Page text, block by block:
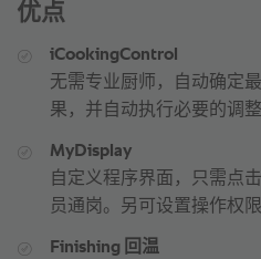
优点
iCookingControl
无需专业厨师，自动确定
果，并自动执行必要的调整
MyDisplay
自定义程序界面，只需点
员通岗。另可设置操作权
Finishing 回温